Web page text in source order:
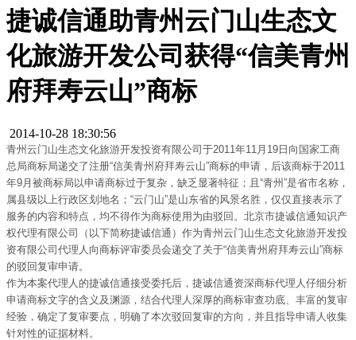
捷诚信通助青州云门山生态文
化旅游开发公司获得“信美青州
府拜寿云山”商标
2014-10-28 18:30:56
青州云门山生态文化旅游开发投资有限公司于2011年11月19日向国家工商
总局商标局递交了注册“信美青州府拜寿云山”商标的申请，后该商标于2011
年9月被商标局以申请商标过于复杂，缺乏显著特征；且“青州”是省市名称，
属县级以上行政区划地名；“云门山”是山东省的风景名胜，仅仅直接表示了
服务的内容和特点，均不得作为商标使用为由驳回。北京市捷诚信通知识产
权代理有限公司（以下简称捷诚信通）作为青州云门山生态文化旅游开发投
资有限公司代理人向商标评审委员会递交了关于“信美青州府拜寿云山”商标
的驳回复审申请。
作为本案代理人的捷诚信通接受委托后，捷诚信通资深商标代理人仔细分析
申请商标文字的含义及渊源，结合代理人深厚的商标审查功底、丰富的复审
经验，确定了复审要点，明确了本次驳回复审的方向，并且指导申请人收集
针对性的证据材料。